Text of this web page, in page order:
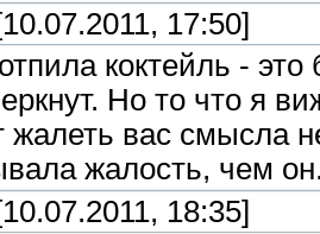
[10.07.2011, 17:50]
коктейль -
Но то что я
жалеть вас смысла
жалость, чем
[10.07.2011, 18:35]